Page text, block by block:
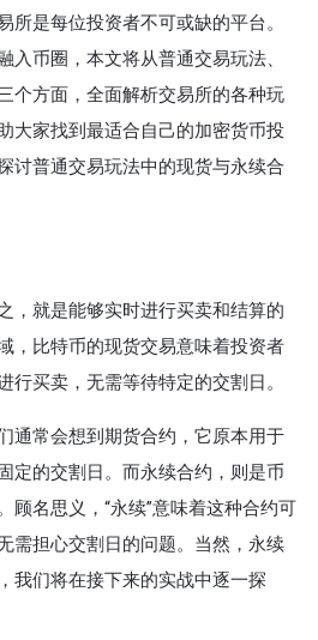
所是每位投资者不可或缺的平台。
入币圈，本文将从普通交易玩法、
个方面，全面解析交易所的各种玩
大家找到最适合自己的加密货币投
讨普通交易玩法中的现货与永续合
，就是能够实时进行买卖和结算的
，比特币的现货交易意味着投资者
行买卖，无需等待特定的交割日。
通常会想到期货合约，它原本用于
定的交割日。而永续合约，则是币
顾名思义，“永续”意味着这种合约可
需担心交割日的问题。当然，永续
我们将在接下来的实战中逐一探